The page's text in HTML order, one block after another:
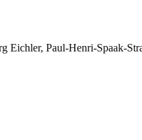
Eichler, Paul-Henri-Spaak-